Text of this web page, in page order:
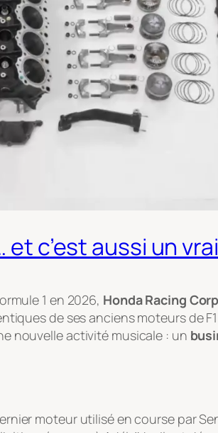
c’est aussi un
1 en 2026, Honda Racing
de ses anciens moteurs de
nouvelle activité musicale : un
moteur utilisé en course par